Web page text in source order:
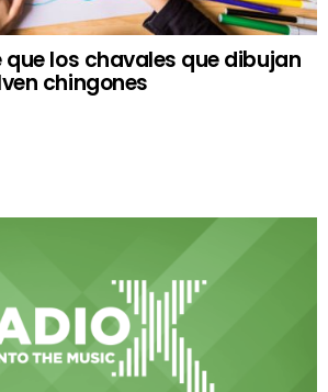
que los chavales que dibujan
chingones